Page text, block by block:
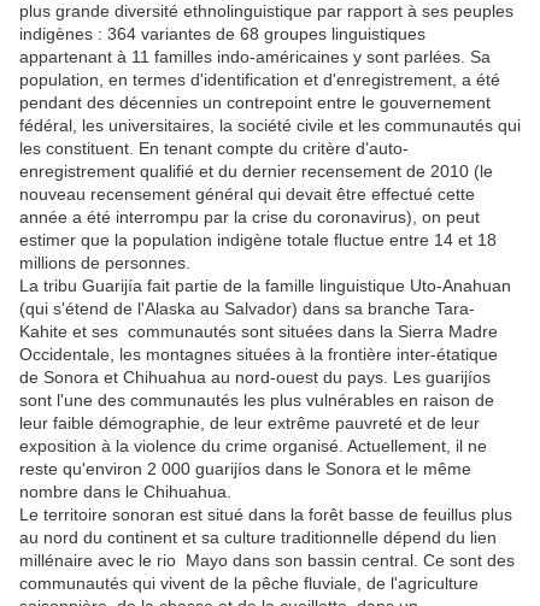
plus grande diversité ethnolinguistique par rapport à ses peuples
indigènes : 364 variantes de 68 groupes linguistiques
appartenant à 11 familles indo-américaines y sont parlées. Sa
population, en termes d'identification et d'enregistrement, a été
pendant des décennies un contrepoint entre le gouvernement
fédéral, les universitaires, la société civile et les communautés qui
les constituent. En tenant compte du critère d'auto-
enregistrement qualifié et du dernier recensement de 2010 (le
nouveau recensement général qui devait être effectué cette
année a été interrompu par la crise du coronavirus), on peut
estimer que la population indigène totale fluctue entre 14 et 18
millions de personnes.
La tribu Guarijía fait partie de la famille linguistique Uto-Anahuan
(qui s'étend de l'Alaska au Salvador) dans sa branche Tara-
Kahite et ses communautés sont situées dans la Sierra Madre
Occidentale, les montagnes situées à la frontière inter-étatique
de Sonora et Chihuahua au nord-ouest du pays. Les guarijíos
sont l'une des communautés les plus vulnérables en raison de
leur faible démographie, de leur extrême pauvreté et de leur
exposition à la violence du crime organisé. Actuellement, il ne
reste qu'environ 2 000 guarijíos dans le Sonora et le même
nombre dans le Chihuahua.
Le territoire sonoran est situé dans la forêt basse de feuillus plus
au nord du continent et sa culture traditionnelle dépend du lien
millénaire avec le rio Mayo dans son bassin central. Ce sont des
communautés qui vivent de la pêche fluviale, de l'agriculture